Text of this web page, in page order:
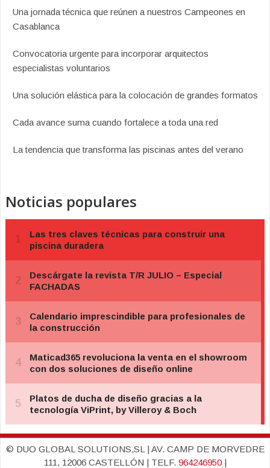
Una jornada técnica que reúnen a nuestros Campeones en
Casablanca
Convocatoria urgente para incorporar arquitectos
especialistas voluntarios
Una solución elástica para la colocación de grandes formatos
Cada avance suma cuando fortalece a toda una red
La tendencia que transforma las piscinas antes del verano
Noticias populares
© DUO GLOBAL SOLUTIONS,SL | AV. CAMP DE MORVEDRE
111, 12006 CASTELLÓN | TELF. 964246950|